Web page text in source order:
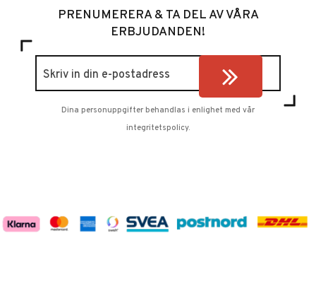
PRENUMERERA & TA DEL AV VÅRA
ERBJUDANDEN!
Dina personuppgifter behandlas i enlighet med vår
integritetspolicy.